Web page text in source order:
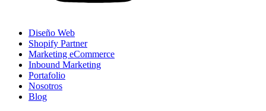
Diseño Web
Shopify Partner
Marketing eCommerce
Inbound Marketing
Portafolio
Nosotros
Blog